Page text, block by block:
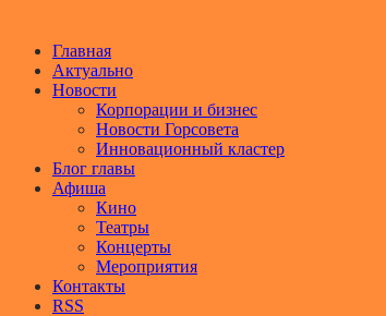
Главная
Актуально
Новости
Корпорации и бизнес
Новости Горсовета
Инновационный кластер
Блог главы
Афиша
Кино
Театры
Концерты
Мероприятия
Контакты
RSS